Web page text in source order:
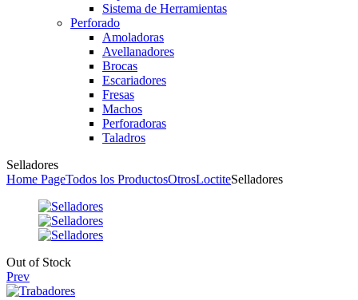
Sistema de Herramientas
Perforado
Amoladoras
Avellanadores
Brocas
Escariadores
Fresas
Machos
Perforadoras
Taladros
Selladores
Home PageTodos los ProductosOtrosLoctiteSelladores
Availability:
Out of Stock
Prev